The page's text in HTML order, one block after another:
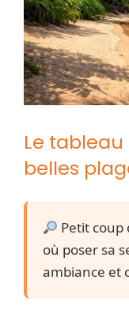
Le
belles
Petit coup
où poser sa
ambiance et